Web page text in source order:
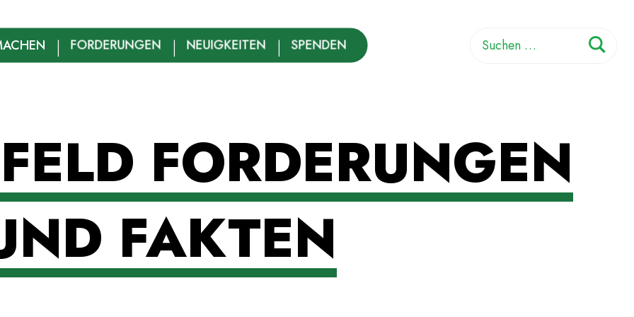
FORDERUNGEN NEUIGKEITEN SPENDEN
Suchen
nach:
FORDERUNGEN
FAKTEN